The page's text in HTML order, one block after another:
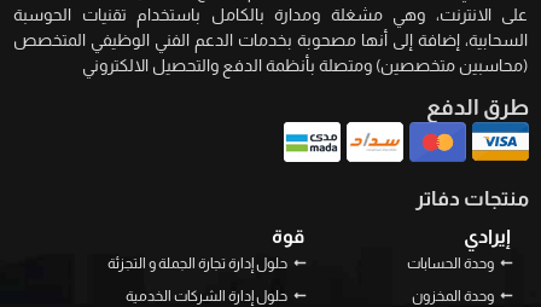
على الانترنت، وهي مشغلة ومدارة بالكامل باستخدام تقنيات الحوسبة
السحابية، إضافة إلى أنها مصحوبة بخدمات الدعم الفني الوظيفي المتخصص
(محاسبين متخصصين) ومتصلة بأنظمة الدفع والتحصيل الالكتروني
طرق الدفع
منتجات دفاتر
إيرادي
وحدة الحسابات
وحدة المخزون
قوة
حلول إدارة تجارة الجملة و التجزئة
حلول إدارة الشركات الخدمية